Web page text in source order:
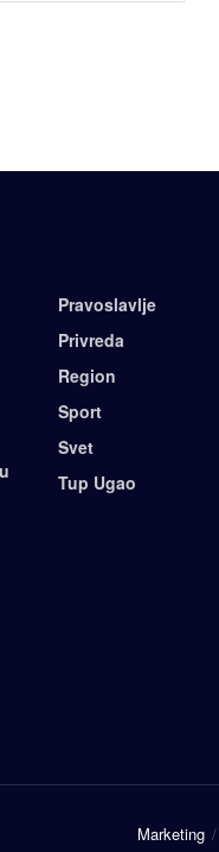
Pravoslavlje
Privreda
Region
Sport
Svet
Tup Ugao
Marketing